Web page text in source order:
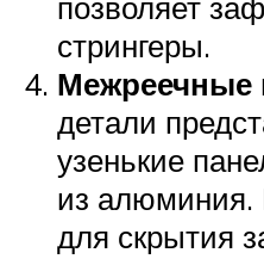
стрингеры.
Межреечные
детали
узенькие
из алюминия.
для скрытия